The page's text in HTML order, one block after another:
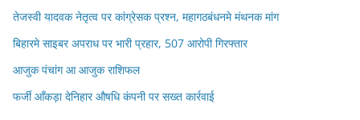
तेजस्वी यादवक नेतृत्व पर कांग्रेसक प्रश्न, महागठबंधनमे मंथनक मांग
बिहारमे साइबर अपराध पर भारी प्रहार, 507 आरोपी गिरफ्तार
आजुक पंचांग आ आजुक राशिफल
फर्जी आँकड़ा देनिहार औषधि कंपनी पर सख्त कार्रवाई